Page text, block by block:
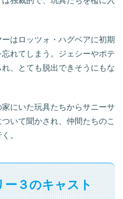
はロッツォ・ハグベアに初期
れてしまう。ジェシーやポテ
、とても脱出できそうにもな
にいた玩具たちからサニーサ
いて聞かされ、仲間たちのこ
。
ー３のキャスト